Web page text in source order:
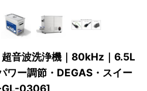
超音波洗浄機｜80kHz｜6.5L
ワー調節・DEGAS・スイー
0306]